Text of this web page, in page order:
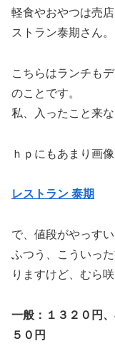
軽食やおやつは売
ストラン泰期さん。
こちらはランチも
のことです。
私、入ったこと来
ｈｐにもあまり画
レストラン 泰期
で、値段がやっすい
ふつう、こういっ
りますけど、むら
一般：１３２０円
５０円